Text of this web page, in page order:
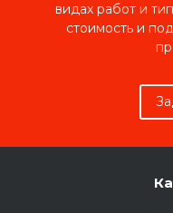
видах работ и
стоимость и